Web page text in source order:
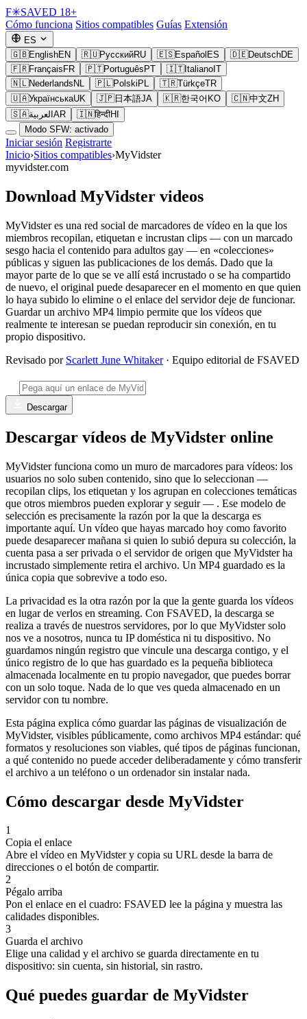
F✳SAVED 18+
Cómo funciona Sitios compatibles Guías Extensión
ES
🇬🇧EnglishEN 🇷🇺РусскийRU 🇪🇸Español ES 🇩🇪DeutschDE
🇫🇷Français FR 🇵🇹Português PT 🇮🇹Italiano IT
🇳🇱Nederlands NL 🇵🇱Polski PL 🇹🇷TürkçeTR
🇺🇦УкраїнськаUK 🇯🇵日本語JA 🇰🇷한국어 KO 🇨🇳中文ZH
🇸🇦العربية AR 🇮🇳हिन्दीHI
Modo SFW: activado
Iniciar sesión Registrarte
Inicio›Sitios compatibles›MyVidster
myvidster.com
Download MyVidster videos
MyVidster es una red social de marcadores de vídeo en la que los
miembros recopilan, etiquetan e incrustan clips — con un marcado
sesgo hacia el contenido para adultos gay — en «colecciones»
públicas y siguen las publicaciones de los demás. Dado que la
mayor parte de lo que se ve allí está incrustado o se ha compartido
de nuevo, el original puede desaparecer en el momento en que quien
lo haya subido lo elimine o el enlace del servidor deje de funcionar.
Guardar un archivo MP4 limpio permite que los vídeos que
realmente te interesan se puedan reproducir sin conexión, en tu
propio dispositivo.
Revisado por Scarlett June Whitaker· Equipo editorial de FSAVED
Descargar
Descargar vídeos de MyVidster online
MyVidster funciona como un muro de marcadores para vídeos: los
usuarios no solo suben contenido, sino que lo seleccionan —
recopilan clips, los etiquetan y los agrupan en colecciones temáticas
que otros miembros pueden explorar y seguir — . Ese modelo de
selección es precisamente la razón por la que la descarga es
importante aquí. Un vídeo que hayas marcado hoy como favorito
puede desaparecer mañana si quien lo subió depura su colección, la
cuenta pasa a ser privada o el servidor de origen que MyVidster ha
incrustado simplemente retira el archivo. Un MP4 guardado es la
única copia que sobrevive a todo eso.
La privacidad es la otra razón por la que la gente guarda los vídeos
en lugar de verlos en streaming. Con FSAVED, la descarga se
realiza a través de nuestros servidores, por lo que MyVidster solo
nos ve a nosotros, nunca tu IP doméstica ni tu dispositivo. No
guardamos ningún registro que vincule una descarga contigo, y el
único registro de lo que has guardado es la pequeña biblioteca
almacenada localmente en tu propio navegador, que puedes borrar
con un solo toque. Nada de lo que ves queda almacenado en un
servidor con tu nombre.
Esta página explica cómo guardar las páginas de visualización de
MyVidster, visibles públicamente, como archivos MP4 estándar: qué
formatos y resoluciones son viables, qué tipos de páginas funcionan,
a qué contenido no puede acceder deliberadamente y cómo transferir
el archivo a un teléfono o un ordenador sin instalar nada.
Cómo descargar desde MyVidster
1
Copia el enlace
Abre el vídeo en MyVidster y copia su URL desde la barra de
direcciones o el botón de compartir.
2
Pégalo arriba
Pon el enlace en el cuadro: FSAVED lee la página y muestra las
calidades disponibles.
3
Guarda el archivo
Elige una calidad y el archivo se guarda directamente en tu
dispositivo: sin cuenta, sin historial, sin rastro.
Qué puedes guardar de MyVidster